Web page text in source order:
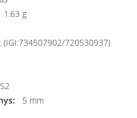
1.63 g
(IGI:734507902/720530937)
5 mm